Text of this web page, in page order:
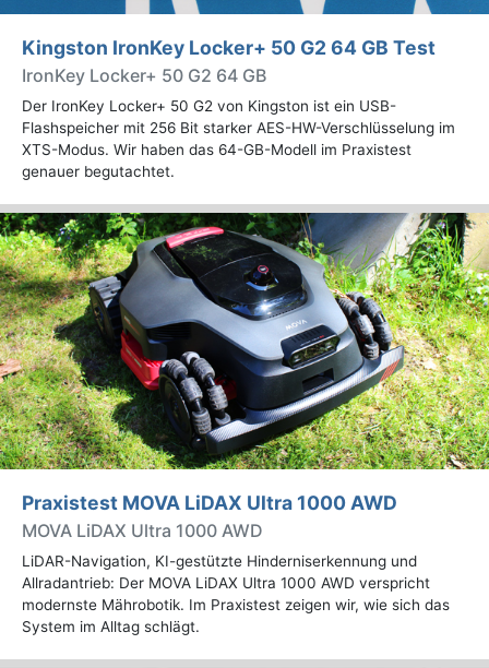
Kingston IronKey Locker+ 50 G2 64 GB Test
IronKey Locker+ 50 G2 64 GB
Der IronKey Locker+ 50 G2 von Kingston ist ein USB-
Flashspeicher mit 256 Bit starker AES-HW-Verschlüsselung im
XTS-Modus. Wir haben das 64-GB-Modell im Praxistest
genauer begutachtet.
Praxistest MOVA LiDAX Ultra 1000 AWD
MOVA LiDAX Ultra 1000 AWD
LiDAR-Navigation, KI-gestützte Hinderniserkennung und
Allradantrieb: Der MOVA LiDAX Ultra 1000 AWD verspricht
modernste Mährobotik. Im Praxistest zeigen wir, wie sich das
System im Alltag schlägt.